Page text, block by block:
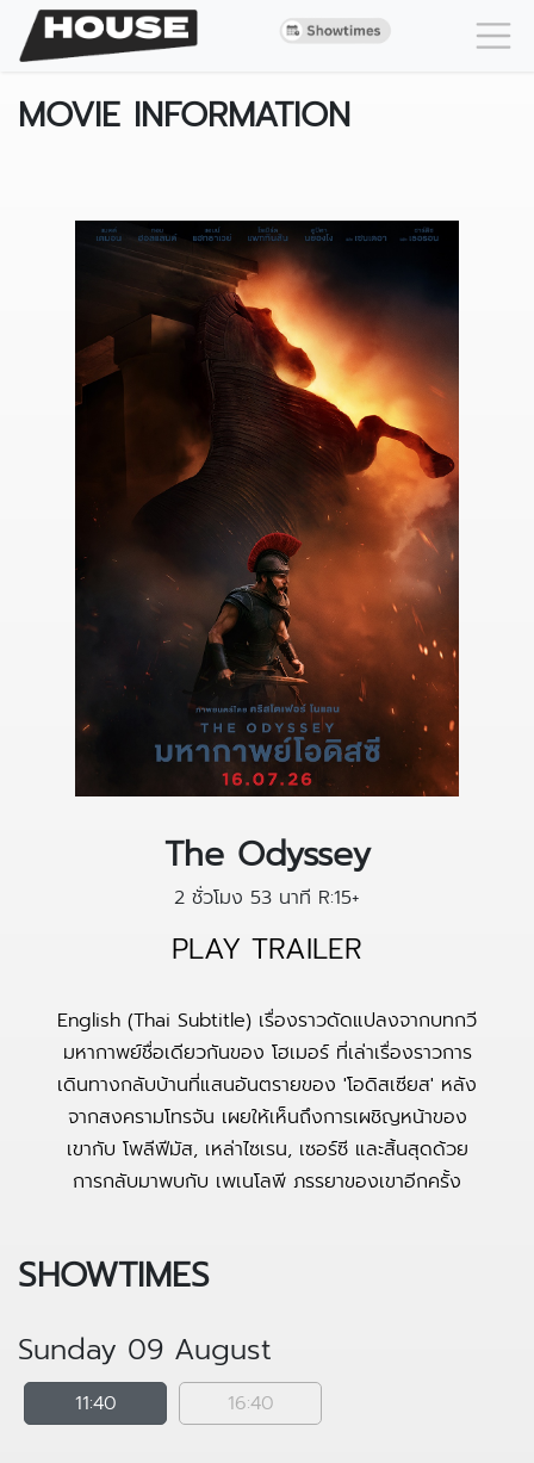
MOVIE INFORMATION
The Odyssey
2 ชั่วโมง 53 นาที R:15+
PLAY TRAILER
English (Thai Subtitle) เรื่องราวดัดแปลงจากบทกวี
มหากาพย์ชื่อเดียวกันของ โฮเมอร์ ที่เล่าเรื่องราวการ
เดินทางกลับบ้านที่แสนอันตรายของ 'โอดิสเซียส​' หลัง
จากสงครามโทรจัน เผยให้เห็นถึงการเผชิญหน้าของ
เขากับ โพลีฟีมัส, เหล่าไซเรน, เซอร์ซี และสิ้นสุดด้วย
การกลับมาพบกับ เพเนโลพี ภรรยาของเขาอีกครั้ง
SHOWTIMES
Sunday 09 August
11:40 16:40